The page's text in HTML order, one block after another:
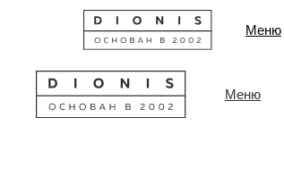
Меню
Меню